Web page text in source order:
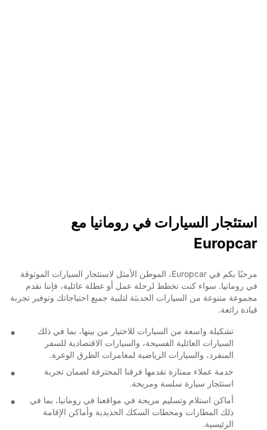
استئجار السيارات في رومانيا مع
Europcar
مرحبًا بكم في Europcar، الموطن الأمثل لاستئجار السيارات الموثوقة
في رومانيا. سواء كنت تخطط لرحلة عمل أو عطلة عائلية، فإننا نقدم
مجموعة متنوعة من السيارات الحديثة لتلبية جميع احتياجاتك وتوفير تجربة
قيادة رائعة.
تشكيلة واسعة من السيارات للاختيار من بينها، بما في ذلك
السيارات العائلية الفسيحة، والسيارات الاقتصادية للسفر
المنفرد، والسيارات الرياضية لمغامرات الطرق الوعرة.
خدمة عملاء ممتازة تقدمها فرقنا المحترفة لضمان تجربة
استئجار سيارة سلسة ومريحة.
أماكن استلام وتسليم مريحة في مواقعنا في رومانيا، بما في
ذلك المطارات ومحطات السكك الحديدية وأماكن الإقامة
الرئيسية.